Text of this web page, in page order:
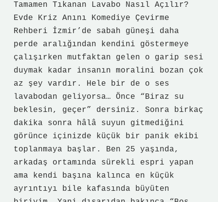
Tamamen Tıkanan Lavabo Nasıl Açılır?
Evde Kriz Anını Komediye Çevirme
Rehberi İzmir’de sabah güneşi daha
perde aralığından kendini göstermeye
çalışırken mutfaktan gelen o garip sesi
duymak kadar insanın moralini bozan çok
az şey vardır. Hele bir de o ses
lavabodan geliyorsa… Önce “Biraz su
beklesin, geçer” dersiniz. Sonra birkaç
dakika sonra hâlâ suyun gitmediğini
görünce içinizde küçük bir panik ekibi
toplanmaya başlar. Ben 25 yaşında,
arkadaş ortamında sürekli espri yapan
ama kendi başına kalınca en küçük
ayrıntıyı bile kafasında büyüten